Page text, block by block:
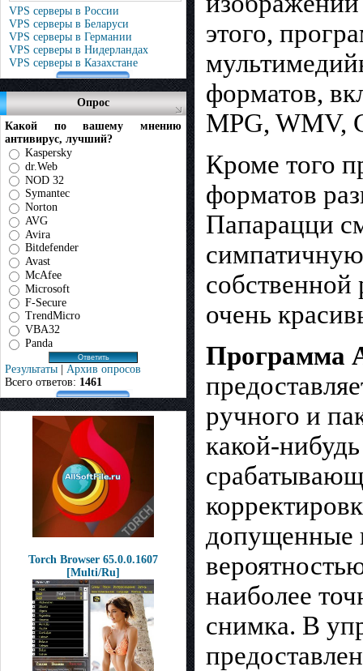
VPS серверы в России
VPS серверы в Беларуси
VPS серверы в Германии
VPS серверы в Нидерландах
VPS серверы в Казахстане
Опрос
Какой по вашему мнению
антивирус, лучший?
Kaspersky
dr.Web
NOD 32
Symantec
Norton
AVG
Avira
Bitdefender
Avast
McAfee
Microsoft
F-Secure
TrendMicro
VBA32
Panda
Результаты | Архив опросов
Всего ответов: 1461
Torch Browser 65.0.0.1607
[Multi/Ru]
этого,
форматов,
MPG, WMV,
Кроме того
форматов
Папарацци
симпатичную
очень
Программа
ручного и
какой-
допущенные
наиболее
снимка. В